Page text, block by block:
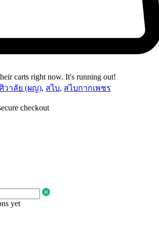
carts right now. It's running out!
วาลัย (ผญ), สไบ, สไบกากเพชร
checkout
yet